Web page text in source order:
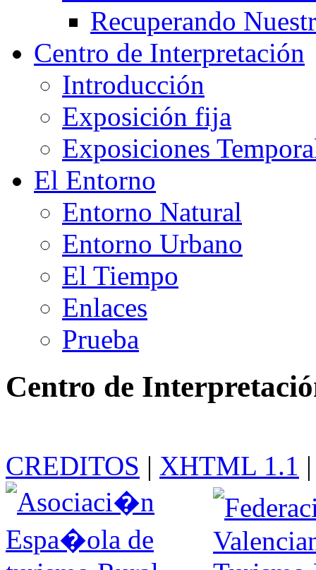
Recuperando
Centro de Interpretación
Introducción
Exposición fija
Exposiciones
El Entorno
Entorno Natural
Entorno Urbano
El Tiempo
Enlaces
Prueba
Centro de
CREDITOS | XHTML 1.1